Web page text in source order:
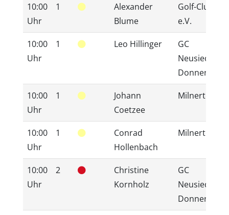
10:00
Uhr
1
Alexander
Blume
Golf-Club Sylt
e.V.
10:00
Uhr
1 Leo Hillinger
GC
10:00
Uhr
1
Johann
Coetzee
Milnerton
10:00
Uhr
1
Conrad
Hollenbach
Milnerton
10:00
Uhr
2
Christine
Kornholz
GC